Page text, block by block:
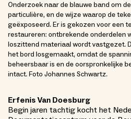
Onderzoek naar de blauwe band om
particulière, en de wijze waarop de
geëxposeerd. Er is gekozen voor een
restaureren: ontbrekende onderdelen
loszittend materiaal wordt vastgezet.
het bord losgemaakt, omdat de
beheersbaar is en de oorspronkelijke
intact. Foto Johannes Schwartz.
Erfenis Van Doesburg
Begin jaren tachtig kocht het